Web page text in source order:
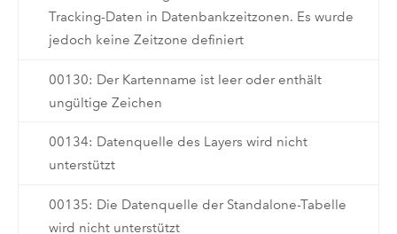
Tracking-Daten in Datenbankzeitzonen. Es wurde
jedoch keine Zeitzone definiert
00130: Der Kartenname ist leer oder enthält
ungültige Zeichen
00134: Datenquelle des Layers wird nicht
unterstützt
00135: Die Datenquelle der Standalone-Tabelle
wird nicht unterstützt